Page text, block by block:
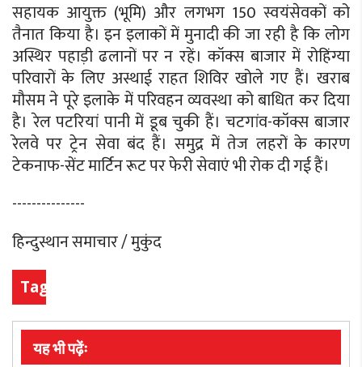
सहायक आयुक्त (भूमि) और लगभग 150 स्वयंसेवकों को
तैनात किया है। इन इलाकों में मुनादी की जा रही है कि लोग
अस्थिर पहाड़ी ढलानों पर न रहें। कॉक्स बाजार में रोहिंग्या
परिवारों के लिए अस्थाई राहत शिविर खोले गए हैं। खराब
मौसम ने पूरे इलाके में परिवहन व्यवस्था को बाधित कर दिया
है। रेल पटरियां पानी में डूब चुकी हैं। चटगांव-कॉक्स बाजार
रेलवे पर ट्रेन सेवा बंद हैं। समुद्र में तेज लहरों के कारण
टेकनाफ-सेंट मार्टिन रूट पर फेरी सेवाएं भी रोक दी गई हैं।
---------------
हिन्दुस्थान समाचार / मुकुंद
Tags
यह भी पढ़ेंः